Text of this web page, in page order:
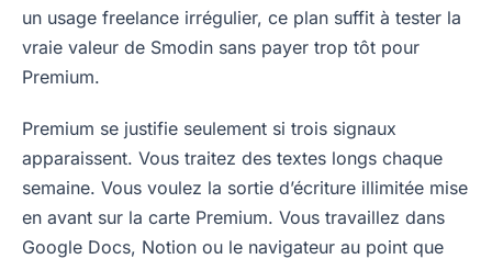
un usage freelance irrégulier, ce plan suffit à tester la
vraie valeur de Smodin sans payer trop tôt pour
Premium.
Premium se justifie seulement si trois signaux
apparaissent. Vous traitez des textes longs chaque
semaine. Vous voulez la sortie d’écriture illimitée mise
en avant sur la carte Premium. Vous travaillez dans
Google Docs, Notion ou le navigateur au point que